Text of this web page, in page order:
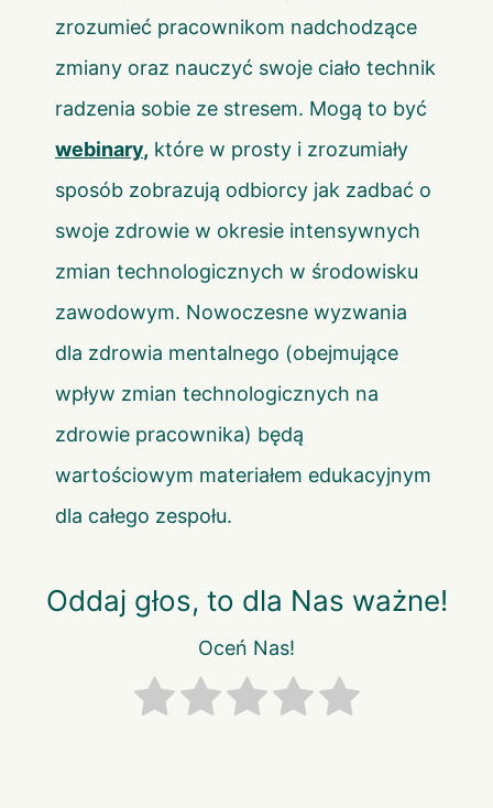
zrozumieć pracownikom nadchodzące
zmiany oraz nauczyć swoje ciało technik
radzenia sobie ze stresem. Mogą to być
webinary, które w prosty i zrozumiały
sposób zobrazują odbiorcy jak zadbać o
swoje zdrowie w okresie intensywnych
zmian technologicznych w środowisku
zawodowym. Nowoczesne wyzwania
dla zdrowia mentalnego (obejmujące
wpływ zmian technologicznych na
zdrowie pracownika) będą
wartościowym materiałem edukacyjnym
dla całego zespołu.
Oddaj głos, to dla Nas ważne!
Oceń Nas!